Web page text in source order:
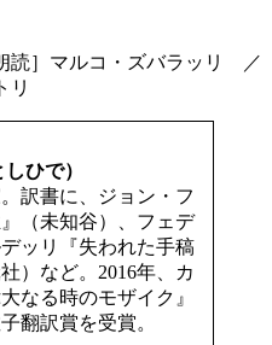
読］マルコ・ズバラッリ ／
リ
ひで）
訳書に、ジョン・フ
（未知谷）、フェデ
ッリ『失われた手稿
）など。2016年、カ
なる時のモザイク』
翻訳賞を受賞。